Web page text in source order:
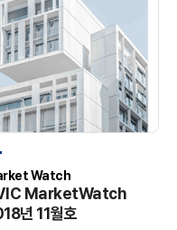
Watch
MarketWatch
년 11월호